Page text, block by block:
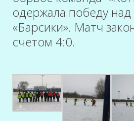
одержала победу
«Барсики». Матч
счетом 4:0.